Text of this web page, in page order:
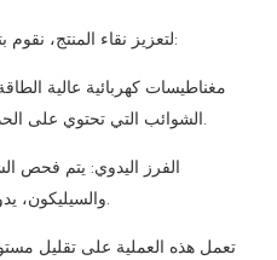
لتعزيز نقاء المنتج، نقوم بتطبيق تقنيات متعددة لإزالة الشوائب:
مغناطيسات كهربائية عالية
الشوائب التي تحتوي على الحديد بشكل فعال من كربيد الكالسيوم.
الفرز اليدوي: يتم فحص
والسيليكون، يدويًا، مما يؤدي إلى تحسين نقاء المنتج.
تعمل هذه العملية على تقليل